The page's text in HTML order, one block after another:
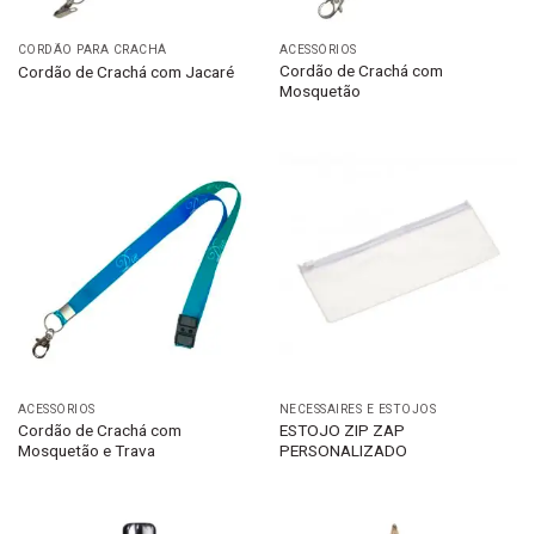
CORDÃO PARA CRACHÁ
Cordão de Crachá com Jacaré
ACESSÓRIOS
Cordão de Crachá com
Mosquetão
ACESSÓRIOS
Cordão de Crachá com
Mosquetão e Trava
NECESSAIRES E ESTOJOS
ESTOJO ZIP ZAP
PERSONALIZADO